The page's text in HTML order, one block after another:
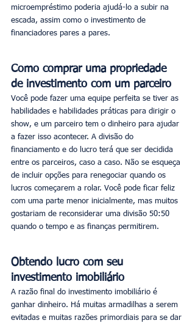
microempréstimo poderia ajudá-lo a subir na
escada, assim como o investimento de
financiadores pares a pares.
Como comprar uma propriedade
de investimento com um parceiro
Você pode fazer uma equipe perfeita se tiver as
habilidades e habilidades práticas para dirigir o
show, e um parceiro tem o dinheiro para ajudar
a fazer isso acontecer. A divisão do
financiamento e do lucro terá que ser decidida
entre os parceiros, caso a caso. Não se esqueça
de incluir opções para renegociar quando os
lucros começarem a rolar. Você pode ficar feliz
com uma parte menor inicialmente, mas muitos
gostariam de reconsiderar uma divisão 50:50
quando o tempo e as finanças permitirem.
Obtendo lucro com seu
investimento imobiliário
A razão final do investimento imobiliário é
ganhar dinheiro. Há muitas armadilhas a serem
evitadas e muitas razões primordiais para se dar